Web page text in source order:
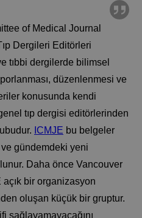
of Medical Journal
Dergileri Editörleri
tıbbi dergilerde bilimsel
düzenlenmesi ve
konusunda kendi
tıp dergisi editörlerinden
ICMJE bu belgeler
gündemdeki yeni
Daha önce Vancouver
bir organizasyon
oluşan küçük bir gruptur.
sağlayamayacağını